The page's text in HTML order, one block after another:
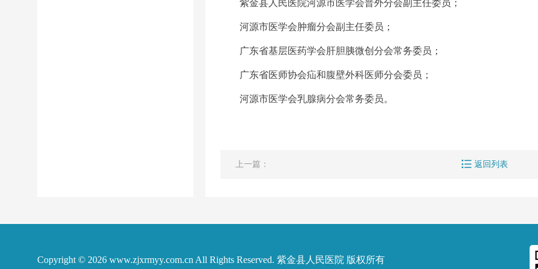
紫金县人民医院河源市医学会普外分会副主任委员；
河源市医学会肿瘤分会副主任委员；
广东省基层医药学会肝胆胰微创分会常务委员；
广东省医师协会疝和腹壁外科医师分会委员；
河源市医学会乳腺病分会常务委员。
上一篇：  返回列表
Copyright © 2026 www.zjxrmyy.com.cn All Rights Reserved. 紫金县人民医院 版权所有